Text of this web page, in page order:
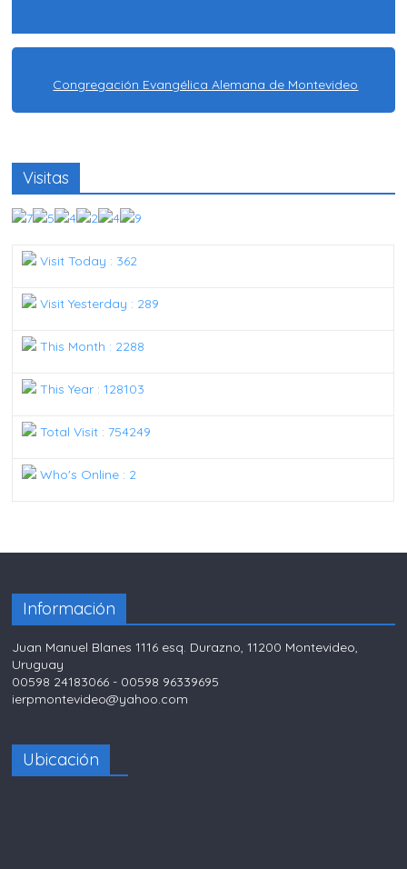
Congregación Evangélica Alemana de Montevideo
Visitas
Visit Today : 362
Visit Yesterday : 289
This Month : 2288
This Year : 128103
Total Visit : 754249
Who's Online : 2
Información
Juan Manuel Blanes 1116 esq. Durazno, 11200 Montevideo,
Uruguay
00598 24183066 - 00598 96339695
ierpmontevideo@yahoo.com
Ubicación